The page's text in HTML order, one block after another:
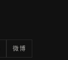
微博